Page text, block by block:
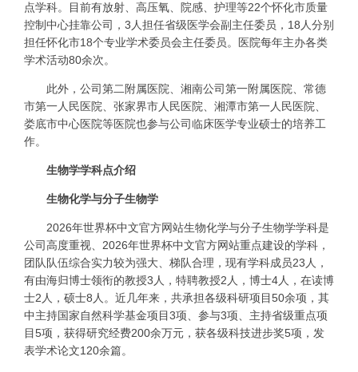
点学科。目前有放射、高压氧、院感、护理等22个怀化市质量
控制中心挂靠公司，3人担任省级医学会副主任委员，18人分别
担任怀化市18个专业学术委员会主任委员。医院每年主办各类
学术活动80余次。
此外，公司第二附属医院、湘南公司第一附属医院、常德
市第一人民医院、张家界市人民医院、湘潭市第一人民医院、
娄底市中心医院等医院也参与公司临床医学专业硕士的培养工
作。
生物学学科点介绍
生物化学与分子生物学
2026年世界杯中文官方网站生物化学与分子生物学学科是
公司高度重视、2026年世界杯中文官方网站重点建设的学科，
团队队伍综合实力较为强大、梯队合理，现有学科成员23人，
有由海归博士领衔的教授3人，特聘教授2人，博士4人，在读博
士2人，硕士8人。近几年来，共承担各级科研项目50余项，其
中主持国家自然科学基金项目3项、参与3项、主持省级重点项
目5项，获得研究经费200余万元，获各级科技进步奖5项，发
表学术论文120余篇。